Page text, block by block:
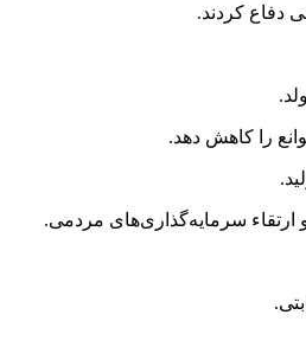
دفاع کردند.
را کاهش دهد.
ارتقاء سرمایه‌گذاری‌های مردمی.